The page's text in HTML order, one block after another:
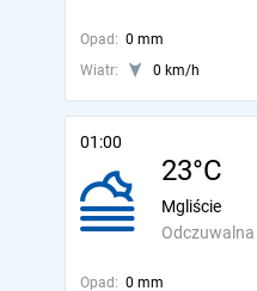
Opad: 0 mm
Wiatr:
0 km/h
01:00
23°C
Odczuwalna
Mgliście
Opad: 0 mm